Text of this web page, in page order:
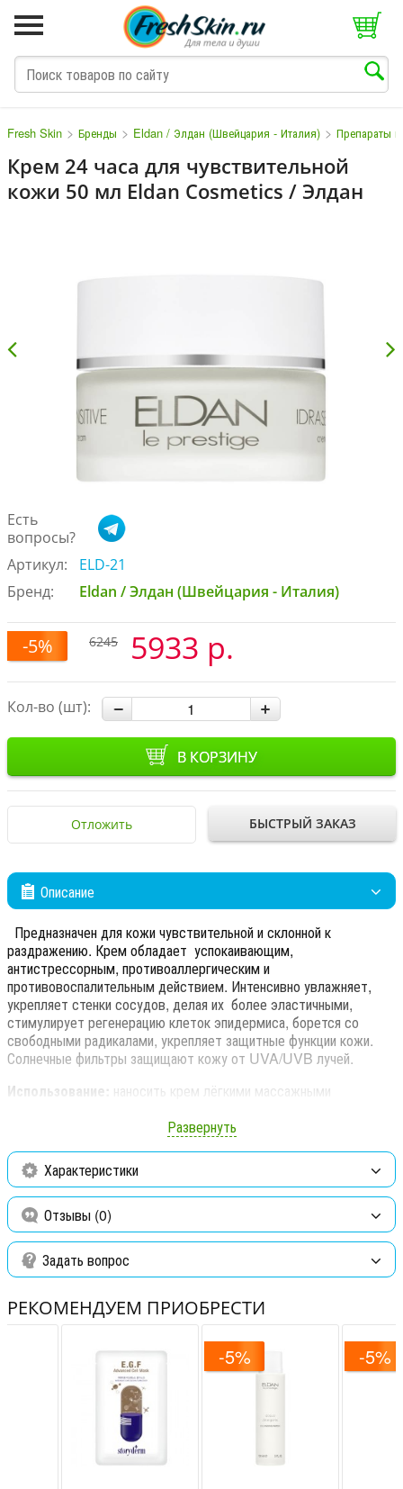
Fresh Skin > Бренды > Eldan / Элдан (Швейцария - Италия) > Препараты
Крем 24 часа для чувствительной
кожи 50 мл Eldan Cosmetics / Элдан
Есть
вопросы?
Артикул:
ELD-21
Бренд:
Eldan / Элдан (Швейцария - Италия)
-5% 6245 5933 р.
Кол-во (шт):
В КОРЗИНУ
Отложить БЫСТРЫЙ ЗАКАЗ
Описание
Предназначен для кожи чувствительной и склонной к
раздражению. Крем обладает успокаивающим,
антистрессорным, противоаллергическим и
противовоспалительным действием. Интенсивно увлажняет,
укрепляет стенки сосудов, делая их более эластичными,
стимулирует регенерацию клеток эпидермиса, борется со
свободными радикалами, укрепляет защитные функции кожи.
Солнечные фильтры защищают кожу от UVA/UVB лучей.
Использование: наносить крем лёгкими массажными
Функциональные ингредиенты:масло ши, пальмитиновая и
стеариновая кислоты, масло душистого миндаля, экстракт
конского каштана, экстракт черники, экстракт листьев ройбуша,
вит А, вит Е, оксибензон.
Развернуть
Характеристики
Отзывы (0)
Задать вопрос
РЕКОМЕНДУЕМ ПРИОБРЕСТИ
-5% -5%